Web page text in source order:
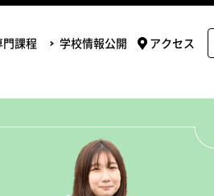
課程 学校情報公開 アクセス